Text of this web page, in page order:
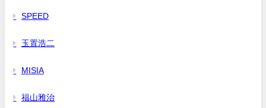
SPEED
玉置浩二
MISIA
福山雅治